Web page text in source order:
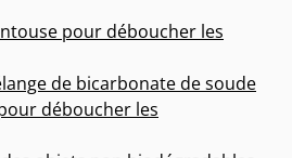
pour déboucher les
de bicarbonate de soude
déboucher les